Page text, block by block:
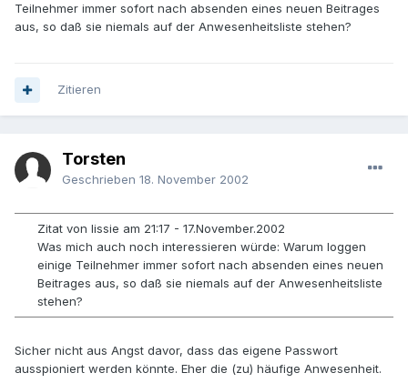
Teilnehmer immer sofort nach absenden eines neuen Beitrages
aus, so daß sie niemals auf der Anwesenheitsliste stehen?
Zitieren
Torsten
Geschrieben 18. November 2002
Zitat von lissie am 21:17 - 17.November.2002
Was mich auch noch interessieren würde: Warum loggen
einige Teilnehmer immer sofort nach absenden eines neuen
Beitrages aus, so daß sie niemals auf der Anwesenheitsliste
stehen?
Sicher nicht aus Angst davor, dass das eigene Passwort
ausspioniert werden könnte. Eher die (zu) häufige Anwesenheit.